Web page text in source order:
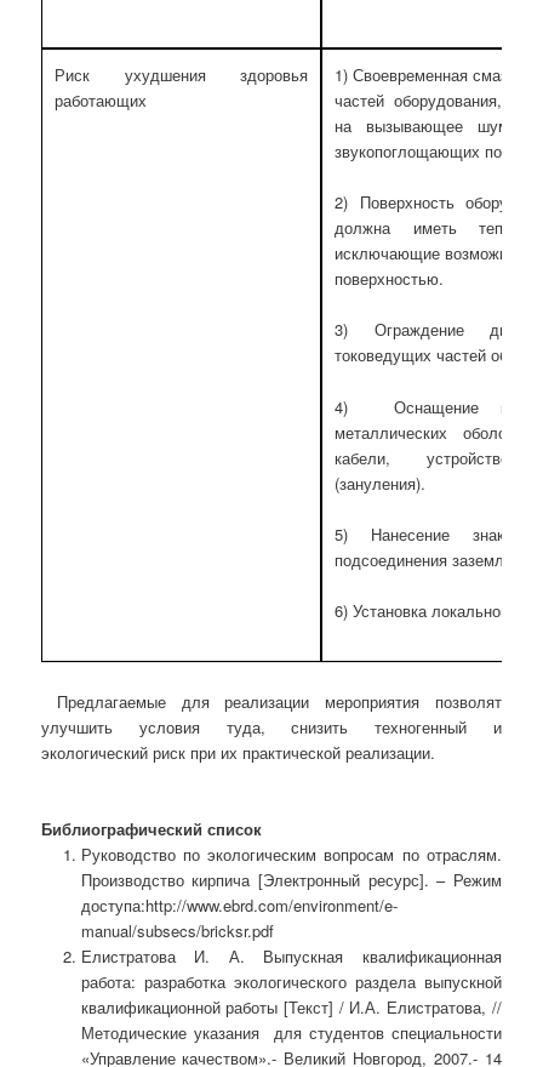
Риск ухудшения здоровья
работающих
1) Своевременная смазка
частей оборудования,
на вызывающее шум
звукопоглощающих
2) Поверхность
должна иметь
исключающие возможность
поверхностью.
3) Ограждение
токоведущих частей
4) Оснащение
металлических
кабели, устройством
(зануления).
5) Нанесение знака
подсоединения
6) Установка локального
Предлагаемые для реализации мероприятия позволят
улучшить условия туда, снизить техногенный и
экологический риск при их практической реализации.
Библиографический список
Руководство по экологическим вопросам по отраслям.
Производство кирпича [Электронный ресурс]. – Режим
доступа:http://www.ebrd.com/environment/e-
manual/subsecs/bricksr.pdf
Елистратова И. А. Выпускная квалификационная
работа: разработка экологического раздела выпускной
квалификационной работы [Текст] / И.А. Елистратова, //
Методические указания для студентов специальности
«Управление качеством».- Великий Новгород, 2007.- 14